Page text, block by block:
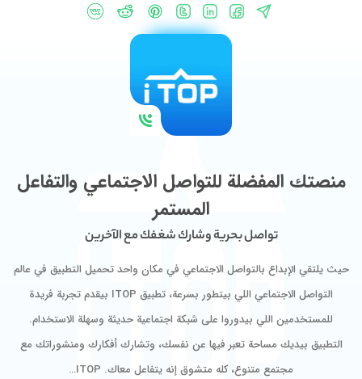
منصتك المفضلة للتواصل الاجتماعي والتفاعل
المستمر
تواصل بحرية وشارك شغفك مع الآخرين
حيث يلتقي الإبداع بالتواصل الاجتماعي في مكان واحد تحميل التطبيق في عالم
التواصل الاجتماعي اللي بيتطور بسرعة، تطبيق ITOP بيقدم تجربة فريدة
للمستخدمين اللي بيدوروا على شبكة اجتماعية حديثة وسهلة الاستخدام.
التطبيق بيديك مساحة تعبر فيها عن نفسك، وتشارك أفكارك ومنشوراتك مع
مجتمع متنوع، كله متشوق إنه يتفاعل معاك. ITOP…